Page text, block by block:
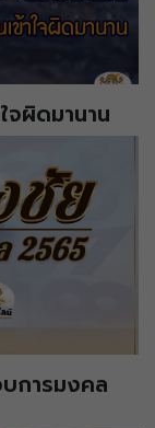
จผิดมานาน
การมงคล